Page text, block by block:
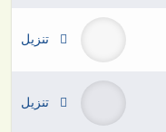
تنزيل
تنزيل